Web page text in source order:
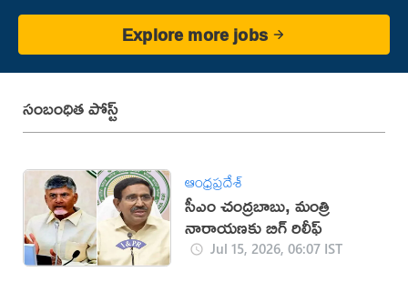
Explore more jobs
సంబంధిత పోస్ట్
ఆంధ్రప్రదేశ్
సీఎం చంద్రబాబు, మంత్రి
నారాయణకు బిగ్ రిలీఫ్
Jul 15, 2026, 06:07 IST